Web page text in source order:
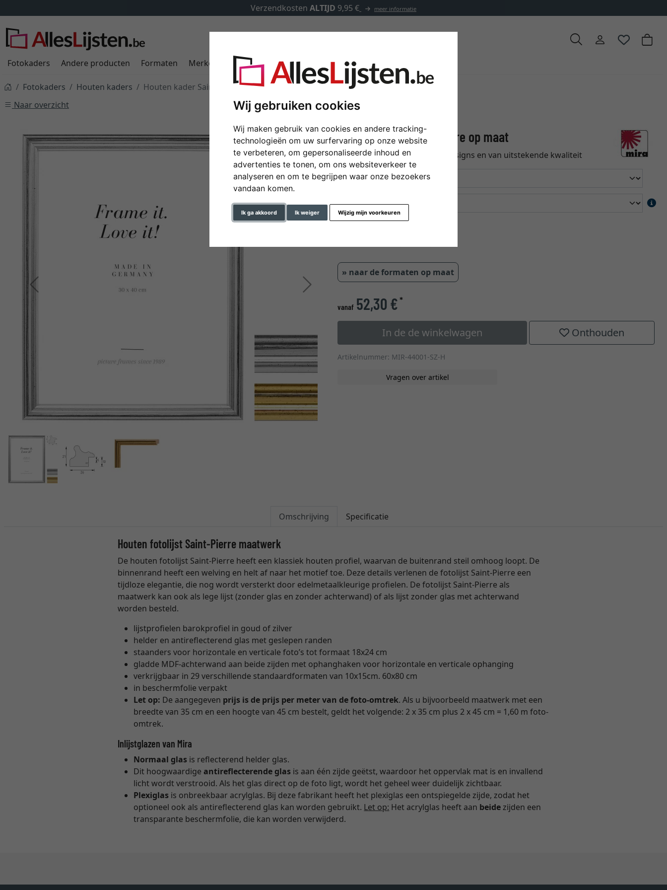
Wij gebruiken cookies
Wij maken gebruik van cookies en andere tracking-
technologieën om uw surfervaring op onze website
te verbeteren, om gepersonaliseerde inhoud en
advertenties te tonen, om ons websiteverkeer te
analyseren en om te begrijpen waar onze bezoekers
vandaan komen.
Ik ga akkoord Ik weiger Wijzig mijn voorkeuren
Verzendkosten ALTIJD 9,95 € meer informatie
Fotokaders Andere producten Formaten Merken Kaders op maat Passe-partouts Toebehoren
Fotokaders Houten kaders
Houten kader Saint-Pierre op maat
Naar overzicht
Terug Verder
Houten kader Saint-Pierre op maat
Houten fotokader in actuele designs en van uitstekende kwaliteit
kleur
glastype
» naar de formaten op maat
vanaf 52,30 €*
In de de winkelwagen Onthouden
Artikelnummer: MIR-44001-SZ-H
Vragen over artikel
Omschrijving Specificatie
Houten fotolijst Saint-Pierre maatwerk
De houten fotolijst Saint-Pierre heeft een klassiek houten profiel, waarvan de buitenrand steil omhoog loopt. De
binnenrand heeft een welving en helt af naar het motief toe. Deze details verlenen de fotolijst Saint-Pierre een
tijdloze elegantie, die nog wordt versterkt door edelmetaalkleurige profielen. De fotolijst Saint-Pierre als
maatwerk kan ook als lege lijst (zonder glas en zonder achterwand) of als lijst zonder glas met achterwand
worden besteld.
lijstprofielen barokprofiel in goud of zilver
helder en antireflecterend glas met geslepen randen
staanders voor horizontale en verticale foto’s tot formaat 18x24 cm
gladde MDF-achterwand aan beide zijden met ophanghaken voor horizontale en verticale ophanging
verkrijgbaar in 29 verschillende standaardformaten van 10x15cm. 60x80 cm
in beschermfolie verpakt
Let op: De aangegeven prijs is de prijs per meter van de foto-omtrek. Als u bijvoorbeeld maatwerk met een
breedte van 35 cm en een hoogte van 45 cm bestelt, geldt het volgende: 2 x 35 cm plus 2 x 45 cm = 1,60 m foto-
omtrek.
Inlijstglazen van Mira
Normaal glas is reflecterend helder glas.
Dit hoogwaardige antireflecterende glas is aan één zijde geëtst, waardoor het oppervlak mat is en invallend
licht wordt verstrooid. Als het glas direct op de foto ligt, wordt het geheel weer duidelijk zichtbaar.
Plexiglas is onbreekbaar acrylglas. Bij deze fabrikant heeft het plexiglas een ontspiegelde zijde, zodat het
optioneel ook als antireflecterend glas kan worden gebruikt. Let op: Het acrylglas heeft aan beidezijden een
transparante beschermfolie, die kan worden verwijderd.